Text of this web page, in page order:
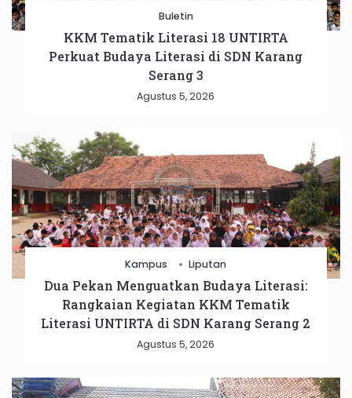
Buletin
KKM Tematik Literasi 18 UNTIRTA
Perkuat Budaya Literasi di SDN Karang
Serang 3
Agustus 5, 2026
Kampus Liputan
Dua Pekan Menguatkan Budaya Literasi:
Rangkaian Kegiatan KKM Tematik
Literasi UNTIRTA di SDN Karang Serang 2
Agustus 5, 2026